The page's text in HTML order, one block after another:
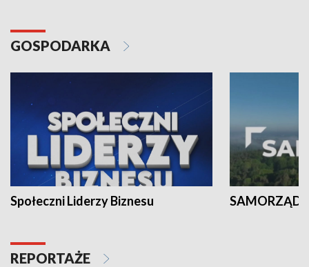
GOSPODARKA
Społeczni Liderzy Biznesu SAMORZĄD
REPORTAŻE